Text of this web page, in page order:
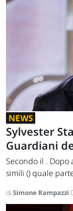
NEWS
Sylvester
Guardiani
Secondo il .
simili () quale
di Simone Rampazzi